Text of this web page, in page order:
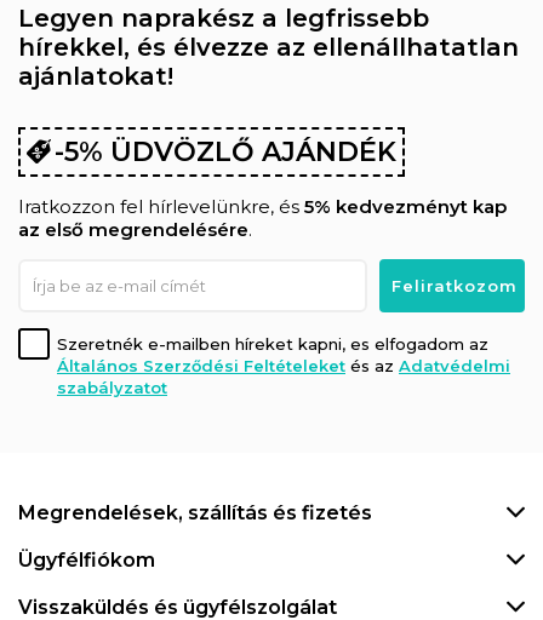
Legyen naprakész a legfrissebb
hírekkel, és élvezze az ellenállhatatlan
ajánlatokat!
-5% ÜDVÖZLŐ AJÁNDÉK
Iratkozzon fel hírlevelünkre, és 5% kedvezményt kap
az első megrendelésére.
Szeretnék e-mailben híreket kapni, es elfogadom az
Általános Szerződési Feltételeket és az Adatvédelmi
szabályzatot
Megrendelések, szállítás és fizetés
Ügyfélfiókom
Visszaküldés és ügyfélszolgálat